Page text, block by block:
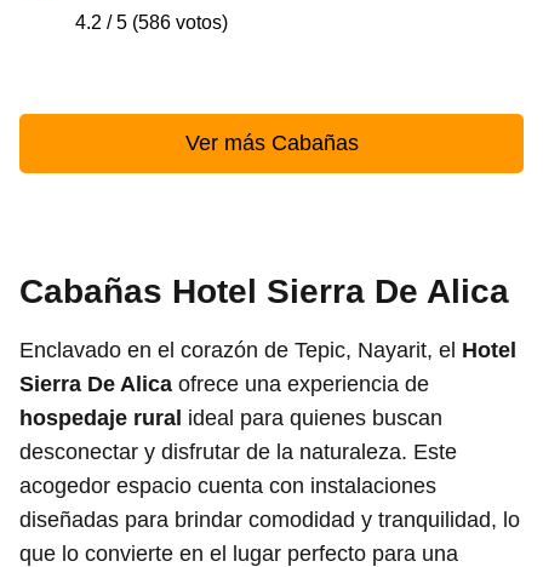
4.2 / 5 (586 votos)
Ver más Cabañas
Cabañas Hotel Sierra De Alica
Enclavado en el corazón de Tepic, Nayarit, el Hotel
Sierra De Alica ofrece una experiencia de
hospedaje rural ideal para quienes buscan
desconectar y disfrutar de la naturaleza. Este
acogedor espacio cuenta con instalaciones
diseñadas para brindar comodidad y tranquilidad, lo
que lo convierte en el lugar perfecto para una